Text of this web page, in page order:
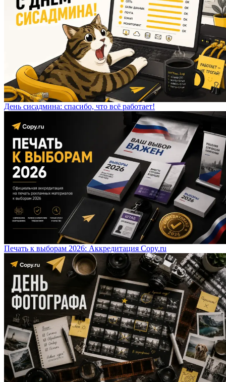
День сисадмина: спасибо, что всё работает!
Печать к выборам 2026: Аккредитация Copy.ru